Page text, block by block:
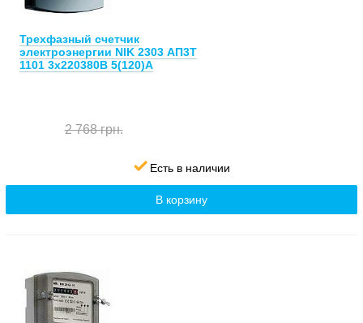
Трехфазный счетчик
электроэнергии NIK 2303 АП3Т
1101 3х220380В 5(120)А
2 768 грн.
Есть в наличии
В корзину